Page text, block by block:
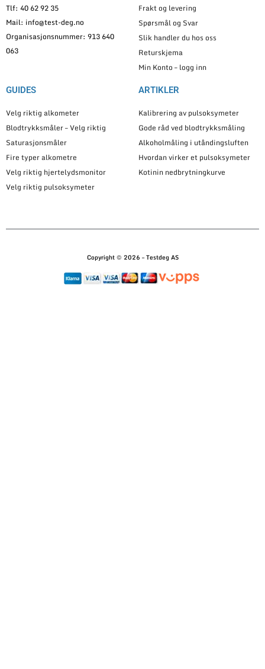
Tlf: 40 62 92 35
Mail: info@test-deg.no
Organisasjonsnummer: 913 640
063
Frakt og levering
Spørsmål og Svar
Slik handler du hos oss
Returskjema
Min Konto – logg inn
GUIDES
Velg riktig alkometer
Blodtrykksmåler – Velg riktig
Saturasjonsmåler
Fire typer alkometre
Velg riktig hjertelydsmonitor
Velg riktig pulsoksymeter
ARTIKLER
Kalibrering av pulsoksymeter
Gode råd ved blodtrykksmåling
Alkoholmåling i utåndingsluften
Hvordan virker et pulsoksymeter
Kotinin nedbrytningkurve
Copyright © 2026 – Testdeg AS